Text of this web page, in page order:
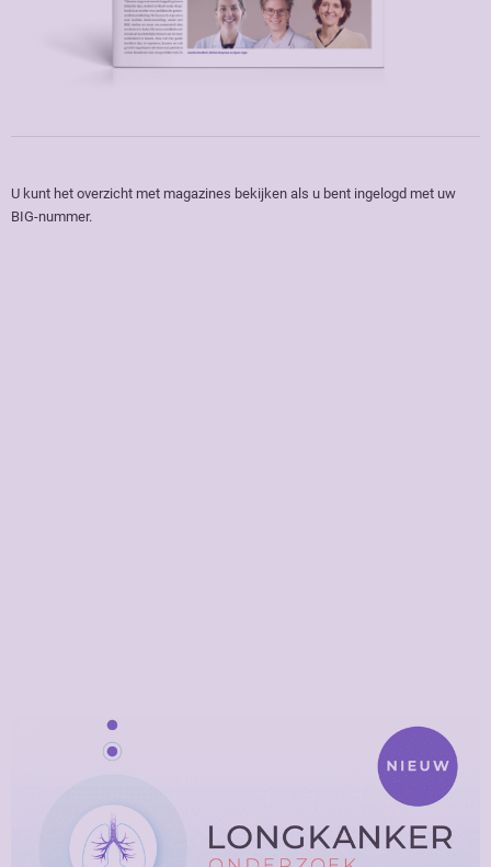
U kunt het overzicht met magazines bekijken als u bent ingelogd met uw
BIG-nummer.